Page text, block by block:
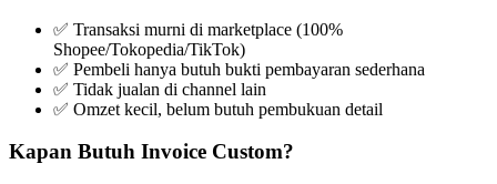
✅ Transaksi murni di marketplace (100%
Shopee/Tokopedia/TikTok)
✅ Pembeli hanya butuh bukti pembayaran sederhana
✅ Tidak jualan di channel lain
✅ Omzet kecil, belum butuh pembukuan detail
Kapan Butuh Invoice Custom?